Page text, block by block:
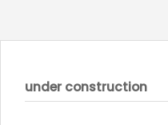
under construction